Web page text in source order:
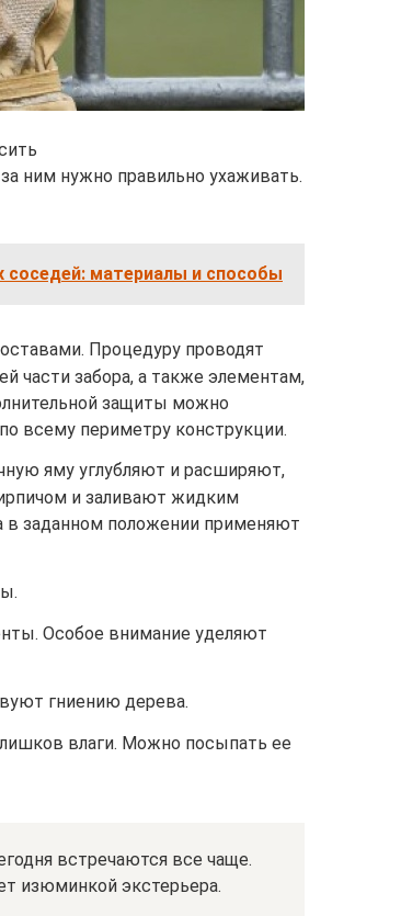
ним нужно правильно ухаживать.
соседей: материалы и способы
Процедуру проводят
части забора, а также элементам,
защиты можно
всему периметру конструкции.
яму углубляют и расширяют,
и заливают жидким
в заданном положении применяют
Особое внимание уделяют
гниению дерева.
влаги. Можно посыпать ее
встречаются все чаще.
изюминкой экстерьера.